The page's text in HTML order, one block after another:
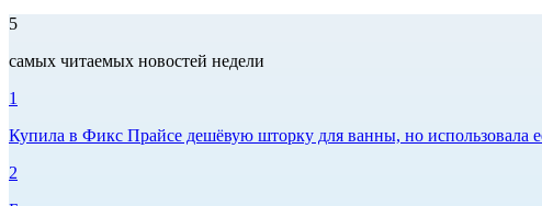
5
самых читаемых новостей недели
1
Купила в Фикс Прайсе дешёвую шторку для ванны, но использовала
2